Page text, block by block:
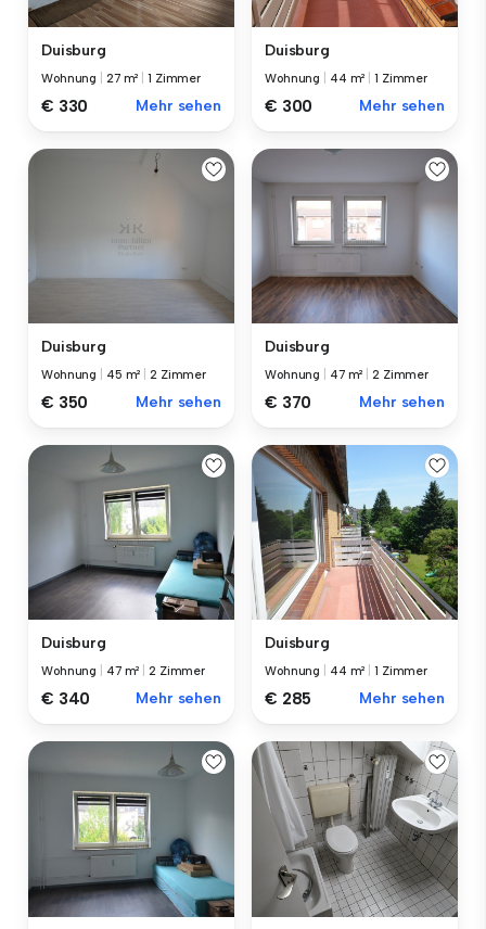
Duisburg
Wohnung 27 m² |1 Zimmer
€ 330 Mehr sehen
Duisburg
Wohnung 44 m² |1 Zimmer
€ 300 Mehr sehen
Duisburg
Wohnung 45 m² |2 Zimmer
€ 350 Mehr sehen
Duisburg
Wohnung 47 m² |2 Zimmer
€ 370 Mehr sehen
Duisburg
Wohnung 47 m² |2 Zimmer
€ 340 Mehr sehen
Duisburg
Wohnung 44 m² |1 Zimmer
€ 285 Mehr sehen